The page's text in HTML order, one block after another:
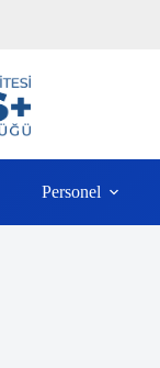
Personel